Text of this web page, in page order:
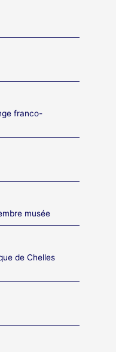
franco-
musée
de Chelles